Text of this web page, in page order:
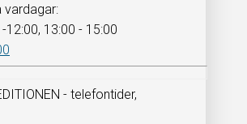
vardagar:
12:00, 13:00 - 15:00
- telefontider,